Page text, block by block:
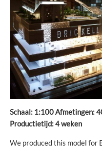
Schaal: 1:100 Afmetingen:
Productietijd: 4 weken
We produced this model for